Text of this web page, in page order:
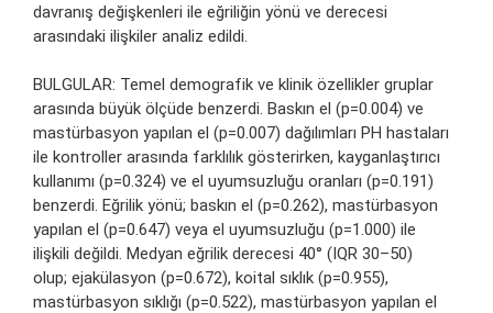
davranış değişkenleri ile eğriliğin yönü ve derecesi
arasındaki ilişkiler analiz edildi.
BULGULAR: Temel demografik ve klinik özellikler gruplar
arasında büyük ölçüde benzerdi. Baskın el (p=0.004) ve
mastürbasyon yapılan el (p=0.007) dağılımları PH hastaları
ile kontroller arasında farklılık gösterirken, kayganlaştırıcı
kullanımı (p=0.324) ve el uyumsuzluğu oranları (p=0.191)
benzerdi. Eğrilik yönü; baskın el (p=0.262), mastürbasyon
yapılan el (p=0.647) veya el uyumsuzluğu (p=1.000) ile
ilişkili değildi. Medyan eğrilik derecesi 40° (IQR 30–50)
olup; ejakülasyon (p=0.672), koital sıklık (p=0.955),
mastürbasyon sıklığı (p=0.522), mastürbasyon yapılan el